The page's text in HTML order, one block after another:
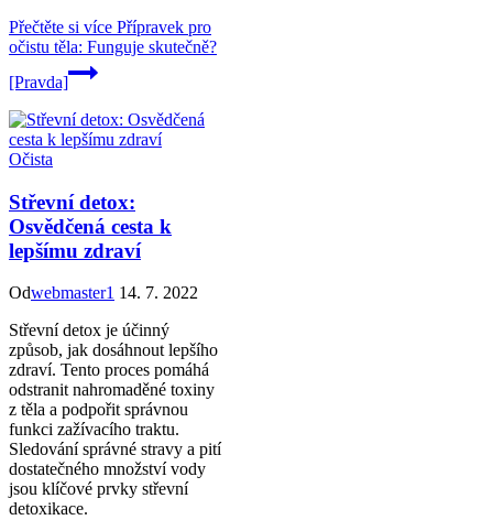
Přečtěte si více Přípravek pro
očistu těla: Funguje skutečně?
[Pravda]
Očista
Střevní detox:
Osvědčená cesta k
lepšímu zdraví
Odwebmaster1 14. 7. 2022
Střevní detox je účinný
způsob, jak dosáhnout lepšího
zdraví. Tento proces pomáhá
odstranit nahromaděné toxiny
z těla a podpořit správnou
funkci zažívacího traktu.
Sledování správné stravy a pití
dostatečného množství vody
jsou klíčové prvky střevní
detoxikace.